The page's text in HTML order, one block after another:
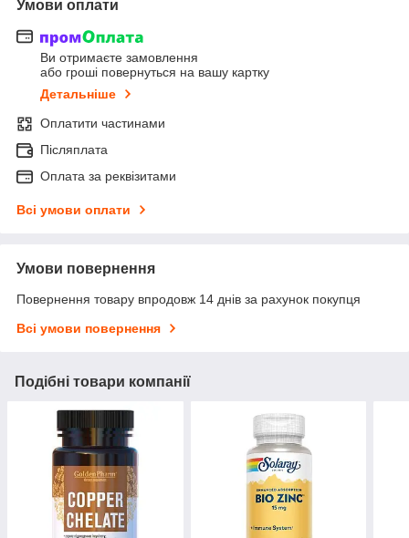
Умови оплати
Ви отримаєте замовлення
або гроші повернуться на вашу картку
Детальніше
Оплатити частинами
Післяплата
Оплата за реквізитами
Всі умови оплати
Умови повернення
Повернення товару впродовж 14 днів за рахунок покупця
Всі умови повернення
Подібні товари компанії